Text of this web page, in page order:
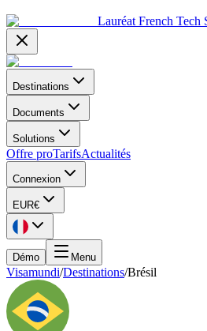
Lauréat French Tech
Destinations
Documents
Solutions
Offre proTarifsActualités
Connexion
EUR€
Démo Menu
Visamundi/Destinations/Brésil